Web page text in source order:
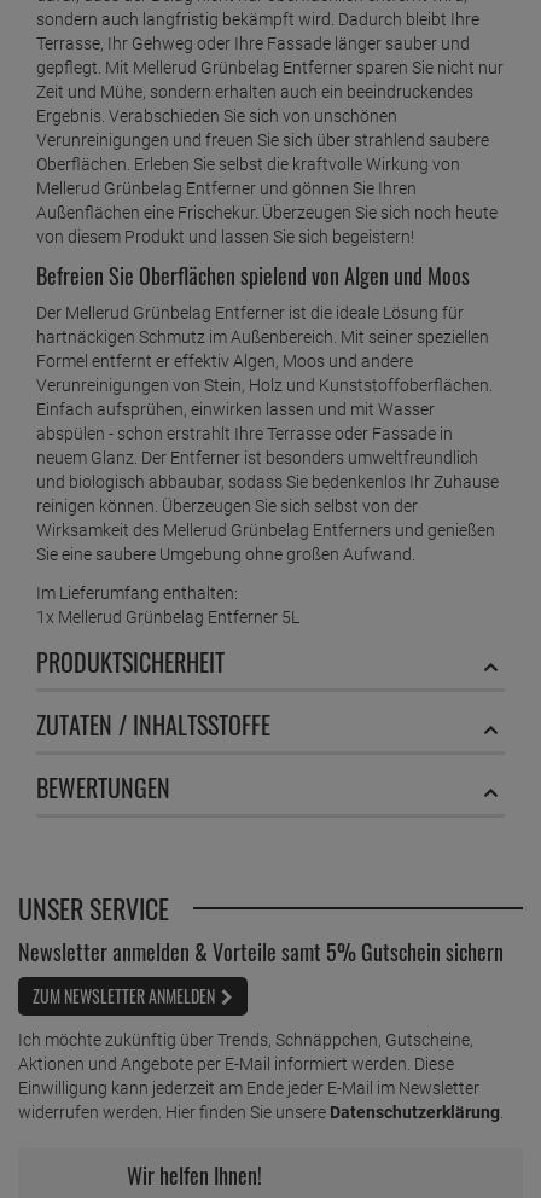
sondern auch langfristig bekämpft wird. Dadurch bleibt Ihre
Terrasse, Ihr Gehweg oder Ihre Fassade länger sauber und
gepflegt. Mit Mellerud Grünbelag Entferner sparen Sie nicht nur
Zeit und Mühe, sondern erhalten auch ein beeindruckendes
Ergebnis. Verabschieden Sie sich von unschönen
Verunreinigungen und freuen Sie sich über strahlend saubere
Oberflächen. Erleben Sie selbst die kraftvolle Wirkung von
Mellerud Grünbelag Entferner und gönnen Sie Ihren
Außenflächen eine Frischekur. Überzeugen Sie sich noch heute
von diesem Produkt und lassen Sie sich begeistern!
Befreien Sie Oberflächen spielend von Algen und Moos
Der Mellerud Grünbelag Entferner ist die ideale Lösung für
hartnäckigen Schmutz im Außenbereich. Mit seiner speziellen
Formel entfernt er effektiv Algen, Moos und andere
Verunreinigungen von Stein, Holz und Kunststoffoberflächen.
Einfach aufsprühen, einwirken lassen und mit Wasser
abspülen - schon erstrahlt Ihre Terrasse oder Fassade in
neuem Glanz. Der Entferner ist besonders umweltfreundlich
und biologisch abbaubar, sodass Sie bedenkenlos Ihr Zuhause
reinigen können. Überzeugen Sie sich selbst von der
Wirksamkeit des Mellerud Grünbelag Entferners und genießen
Sie eine saubere Umgebung ohne großen Aufwand.
Im Lieferumfang enthalten:
1x Mellerud Grünbelag Entferner 5L
PRODUKTSICHERHEIT
ZUTATEN / INHALTSSTOFFE
BEWERTUNGEN
UNSER SERVICE
Newsletter anmelden & Vorteile samt 5% Gutschein sichern
ZUM NEWSLETTER ANMELDEN
Ich möchte zukünftig über Trends, Schnäppchen, Gutscheine,
Aktionen und Angebote per E-Mail informiert werden. Diese
Einwilligung kann jederzeit am Ende jeder E-Mail im Newsletter
widerrufen werden. Hier finden Sie unsere Datenschutzerklärung
Wir helfen Ihnen!